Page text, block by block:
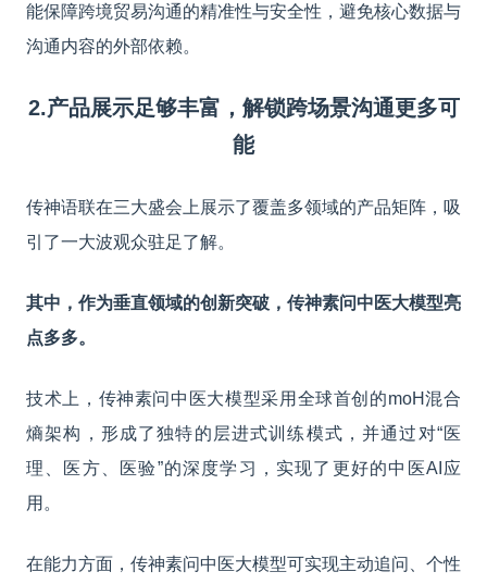
能保障跨境贸易沟通的精准性与安全性，避免核心数据与
沟通内容的外部依赖。
2.产品展示足够丰富，解锁跨场景沟通更多可
能
传神语联在三大盛会上展示了覆盖多领域的产品矩阵，吸
引了一大波观众驻足了解。
其中，作为垂直领域的创新突破，传神素问中医大模型亮
点多多。
技术上，传神素问中医大模型采用全球首创的moH混合
熵架构，形成了独特的层进式训练模式，并通过对“医
理、医方、医验”的深度学习，实现了更好的中医AI应
用。
在能力方面，传神素问中医大模型可实现主动追问、个性